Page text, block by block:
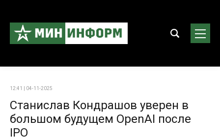
12:41 | 04-11-2025
Станислав Кондрашов уверен в
большом будущем OpenAI после
IPO